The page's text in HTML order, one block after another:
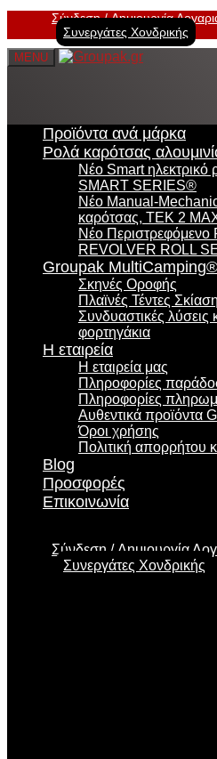
Σύνδεση
Δημιουργία
Συνεργάτες Χονδρικής
MENU
Προϊόντα ανά μάρκα
Ρολά καρότσας
Νέο Smart
SMART SERIES®
Νέο Manual-
καρότσας, TEK 2
Νέο
REVOLVER ROLL
Groupak MultiCamping®
Σκηνές Οροφής
Πλαϊνές Τέντες
Συνδυαστικές
φορτηγάκια
Η εταιρεία
Η εταιρεία μας
Πληροφορίες
Πληροφορίες
Αυθεντικά προϊόντα
Όροι χρήσης
Πολιτική απορρήτου
Blog
Προσφορές
Επικοινωνία
Σύνδεση
Δημιουργία
Συνεργάτες Χονδρικής